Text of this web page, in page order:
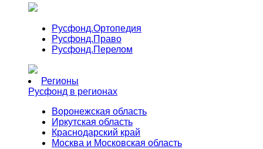
Русфонд.Ортопедия
Русфонд.Право
Русфонд.Перелом
Регионы
Русфонд в регионах
Воронежская область
Иркутская область
Краснодарский край
Москва и Московская область